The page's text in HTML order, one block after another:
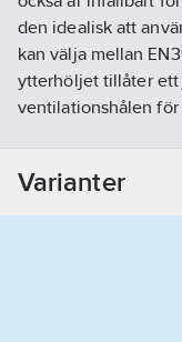
den idealisk att
kan välja mellan
ytterhöljet tillåter ett
ventilationshålen
ANSI Z89.1 Type I
Artikelnummer:
Varianter